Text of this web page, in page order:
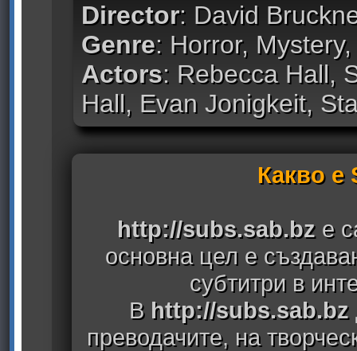
Director: David
Genre: Horror,
Actors: Rebecca Hall,
Hall, Evan Jonigkeit,
Какво е
http://subs.sab.bz е
основна цел е
субтитри в
В http://subs.sab.bz
преводачите, на